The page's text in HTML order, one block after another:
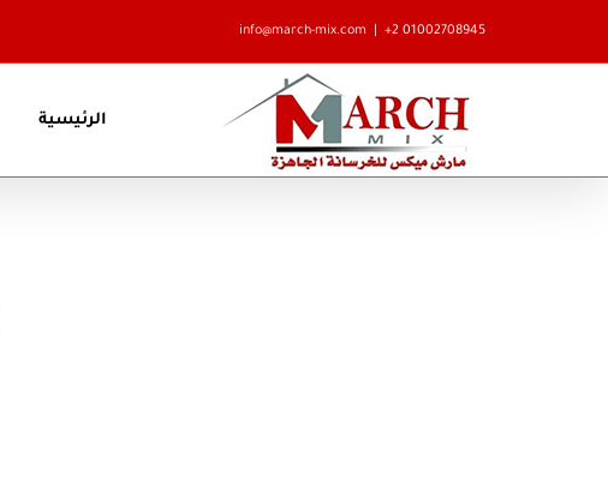
+2 01002708945
info@march-mix.com
الرئيسية